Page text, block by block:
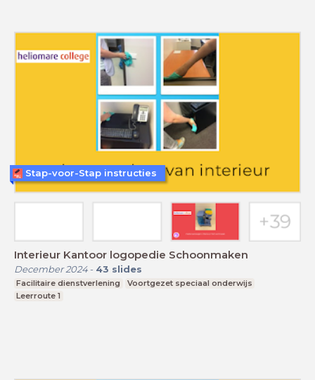
Interieur Kantoor logopedie Schoonmaken
December 2024- 43 slides
Facilitaire dienstverlening
Voortgezet speciaal onderwijs
Leerroute 1
Stap-voor-Stap instructies